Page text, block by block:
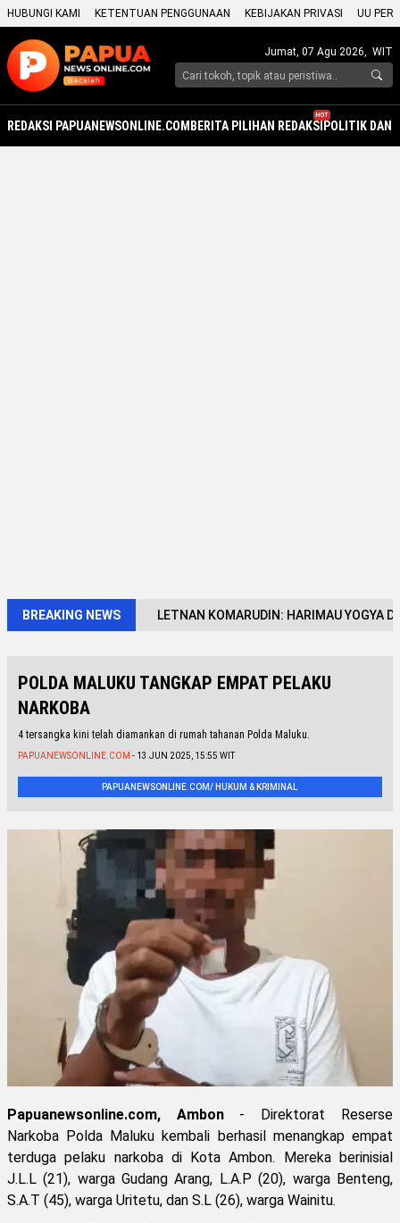
HUBUNGI KAMI KETENTUAN PENGGUNAAN KEBIJAKAN PRIVASI UU
Jumat, 07 Agu 2026, WIT
REDAKSI PAPUANEWSONLINE.COMBERITA PILIHAN REDAKSI
HOT
POLITIK DAN
BREAKING NEWS LETNAN KOMARUDIN: HARIMAU YOGYA
POLDA MALUKU TANGKAP EMPAT PELAKU
NARKOBA
4 tersangka kini telah diamankan di rumah tahanan Polda Maluku.
PAPUANEWSONLINE.COM - 13 JUN 2025, 15:55 WIT
PAPUANEWSONLINE.COM/ HUKUM & KRIMINAL
Papuanewsonline.com, Ambon- Direktorat Reserse
Narkoba Polda Maluku kembali berhasil menangkap empat
terduga pelaku narkoba di Kota Ambon. Mereka berinisial
J.L.L (21), warga Gudang Arang, L.A.P (20), warga Benteng,
S.A.T (45), warga Uritetu, dan S.L (26), warga Wainitu.